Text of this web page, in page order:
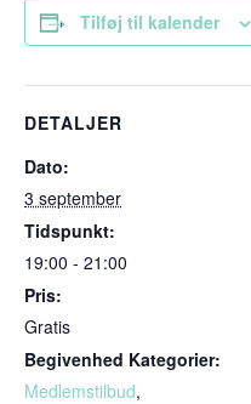
Tilføj til kalender
DETALJER
Dato:
3 september
Tidspunkt:
19:00 - 21:00
Pris:
Gratis
Begivenhed Kategorier:
Medlemstilbud,